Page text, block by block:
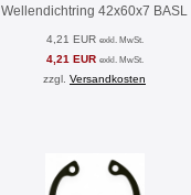
Wellendichtring 42x60x7 BASL
4,21 EUR exkl. MwSt.
4,21 EUR exkl. MwSt.
zzgl. Versandkosten